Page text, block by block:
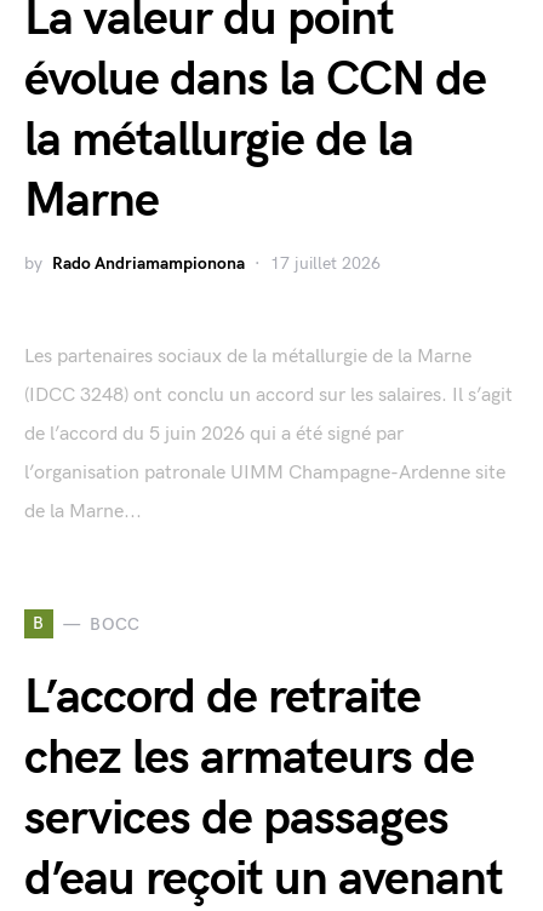
La valeur du point
évolue dans la CCN de
la métallurgie de la
Marne
by Rado Andriamampionona 17 juillet 2026
Les partenaires sociaux de la métallurgie de la Marne
(IDCC 3248) ont conclu un accord sur les salaires. Il s’agit
de l’accord du 5 juin 2026 qui a été signé par
l’organisation patronale UIMM Champagne-Ardenne site
de la Marne...
B BOCC
L’accord de retraite
chez les armateurs de
services de passages
d’eau reçoit un avenant